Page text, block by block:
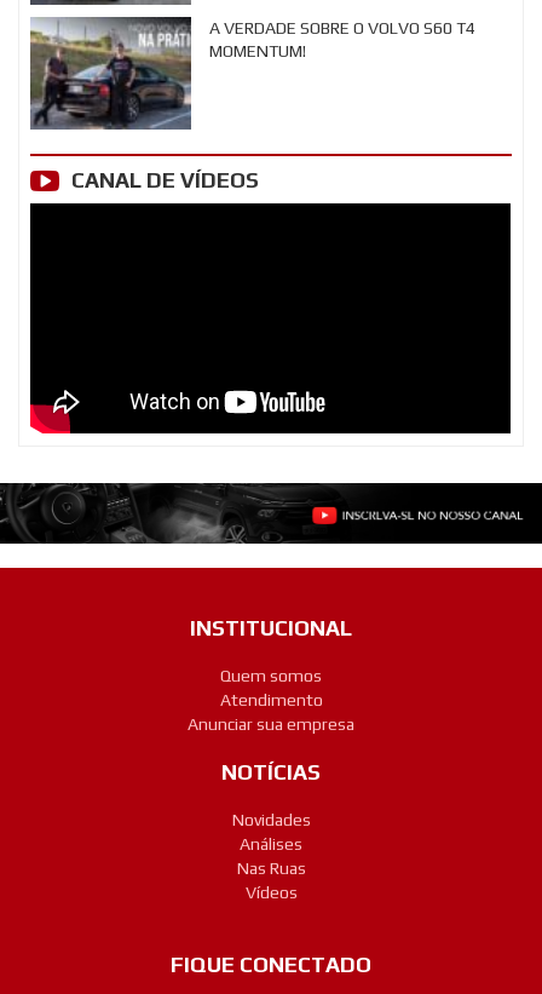
A VERDADE SOBRE O VOLVO S60 T4
MOMENTUM!
CANAL DE VÍDEOS
INSTITUCIONAL
Quem somos
Atendimento
Anunciar sua empresa
NOTÍCIAS
Novidades
Análises
Nas Ruas
Vídeos
FIQUE CONECTADO